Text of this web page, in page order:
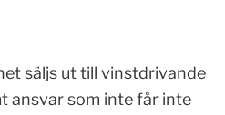
säljs ut till vinstdrivande
ansvar som inte får inte